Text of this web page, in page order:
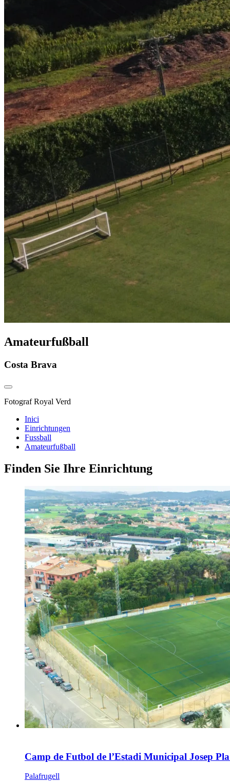
Amateurfußball
Costa Brava
FotografRoyal Verd
Inici
Einrichtungen
Fussball
Amateurfußball
Finden Sie Ihre Einrichtung
Camp de Futbol de l’Estadi Municipal Josep
Palafrugell